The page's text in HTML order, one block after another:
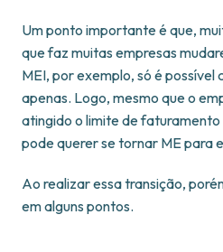
Um ponto importante é que,
que faz muitas empresas
MEI, por exemplo, só é
apenas. Logo, mesmo que o
atingido o limite de
pode querer se tornar ME para
Ao realizar essa transição,
em alguns pontos.